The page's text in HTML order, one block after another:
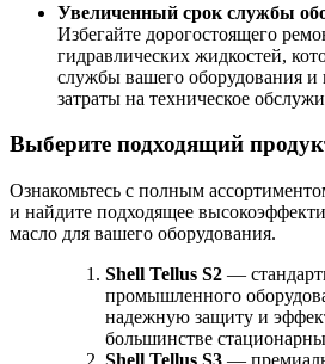
Увеличенный срок службы
Избегайте дорогостоящего
гидравлических жидкостей,
службы вашего оборудования и
затраты на техническое
Выберите подходящий
Ознакомьтесь с полным
и найдите подходящее
масло для вашего оборудования.
Shell Tellus S2 —
промышленного
надежную защиту и
большинстве